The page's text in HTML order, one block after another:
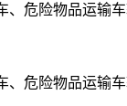
、危险物品运输
、危险物品运输